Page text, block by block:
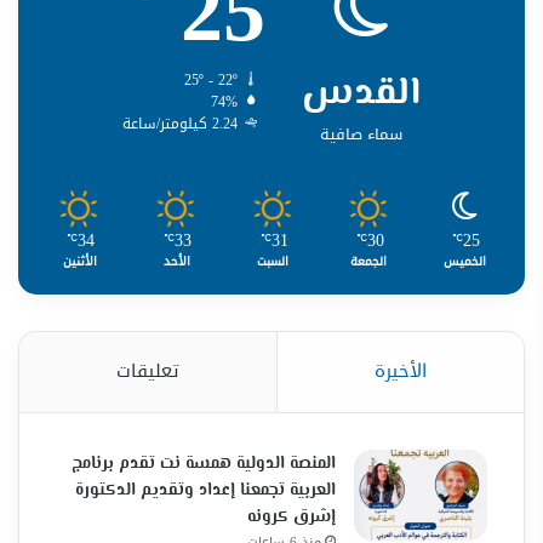
القدس
سماء صافية
25º - 22º
74%
2.24 كيلومتر/ساعة
25
℃
الخميس
30
℃
الجمعة
31
℃
السبت
33
℃
الأحد
34
℃
الأثنين
الأخيرة تعليقات
المنصة الدولية همسة نت تقدم برنامج
العربية تجمعنا إعداد وتقديم الدكتورة
إشرق كرونه